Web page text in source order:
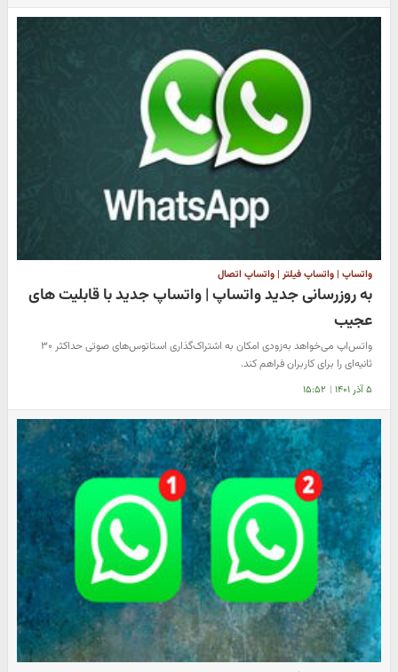
واتساپ | واتساپ فیلتر | واتساپ اتصال
به روزرسانی جدید واتساپ | واتساپ جدید با قابلیت های
عجیب
واتس‌اپ می‌خواهد به‌زودی امکان به اشتراک‌گذاری استاتوس‌های صوتی حداکثر ۳۰
ثانیه‌ای را برای کاربران فراهم کند.
۵ آذر ۱۴۰۱ | ۱۵:۵۲